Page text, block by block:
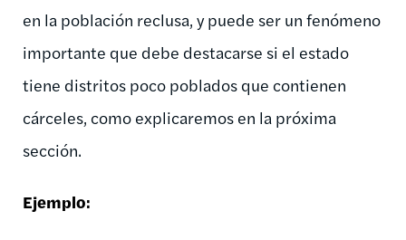
en la población reclusa, y puede ser un fenómeno
importante que debe destacarse si el estado
tiene distritos poco poblados que contienen
cárceles, como explicaremos en la próxima
sección.
Ejemplo: